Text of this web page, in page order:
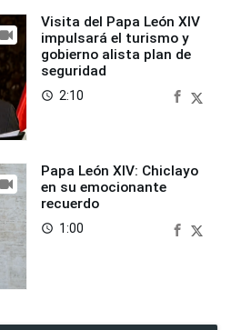
Visita del Papa León XIV
impulsará el turismo y
gobierno alista plan de
seguridad
access_time 2:10
Papa León XIV: Chiclayo
en su emocionante
recuerdo
access_time 1:00